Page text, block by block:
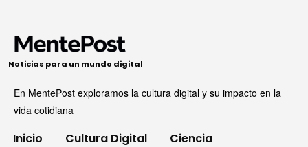
Noticias para un mundo digital
En MentePost exploramos la cultura digital y su impacto en la
vida cotidiana
Inicio Cultura Digital
Ciencia